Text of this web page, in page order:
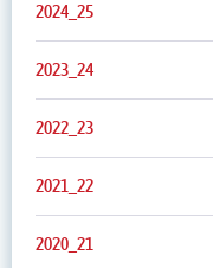
2024_25
2023_24
2022_23
2021_22
2020_21